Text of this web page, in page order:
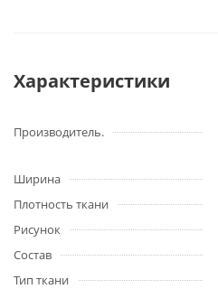
Характеристики
Производитель.
Ширина
Плотность ткани
Рисунок
Состав
Тип ткани